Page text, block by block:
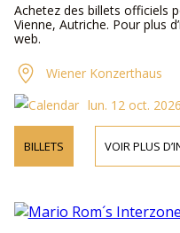
Achetez des billets officiels
Vienne, Autriche. Pour plus
web.
Wiener Konzerthaus
lun. 12 oct. 2026
BILLETS VOIR PLUS